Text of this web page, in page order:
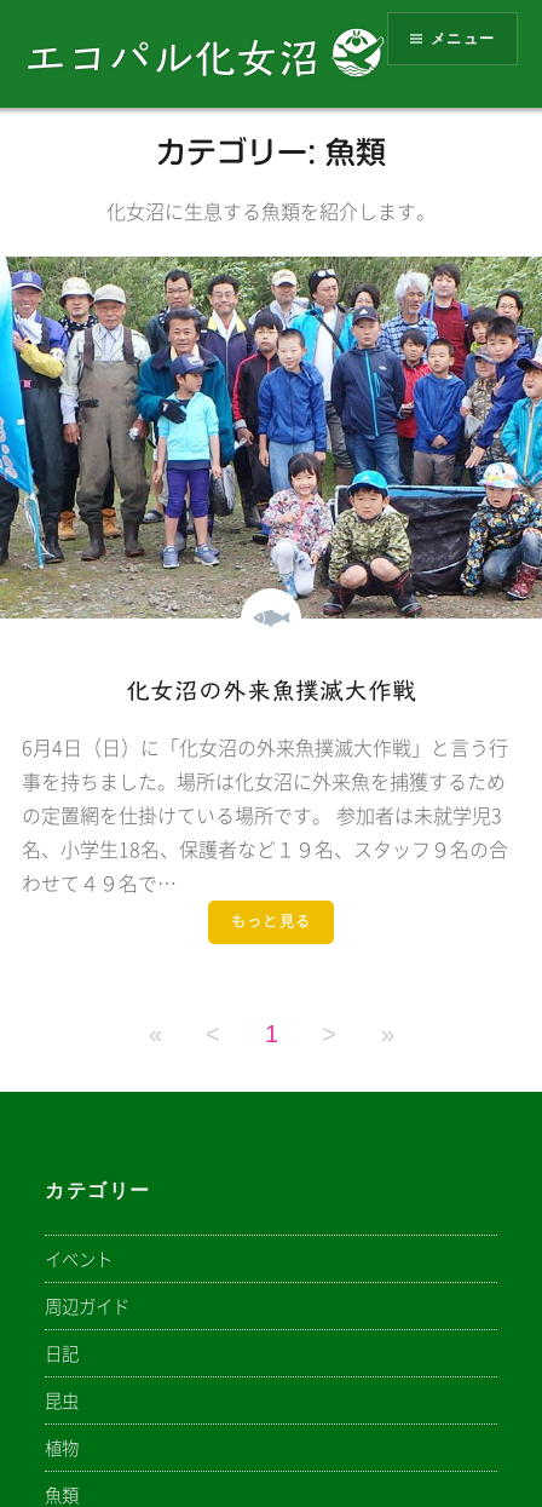
ン
ッ
プ
エコパル化女沼 メニュー
カテゴリー: 魚類
化女沼に生息する魚類を紹介します。
化女沼の外来魚撲滅大作戦
6月4日（日）に「化女沼の外来魚撲滅大作戦」と言う行
事を持ちました。場所は化女沼に外来魚を捕獲するため
の定置網を仕掛けている場所です。 参加者は未就学児3
名、小学生18名、保護者など１９名、スタッフ９名の合
わせて４９名で…
もっと見る
« < 1 > »
カテゴリー
イベント
周辺ガイド
日記
昆虫
植物
魚類